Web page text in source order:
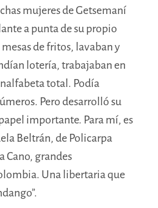
mujeres de Getsemaní
a punta de su propio
de fritos, lavaban y
lotería, trabajaban en
total. Podía
Pero desarrolló su
importante. Para mí, es
Beltrán, de Policarpa
Cano, grandes
Una libertaria que